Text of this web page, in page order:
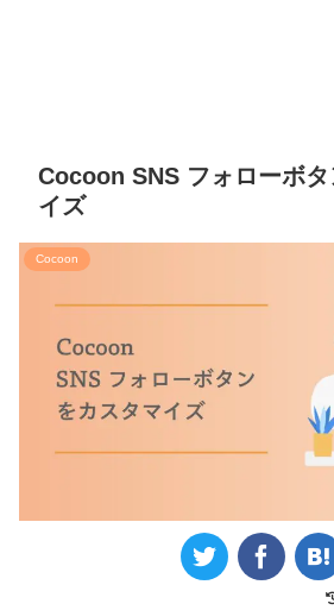
Cocoon SNS フォローボ
イズ
Cocoon